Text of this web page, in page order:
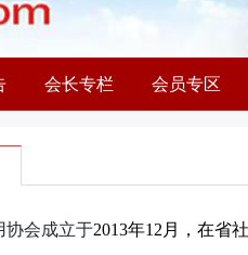
会长专栏 会员专区
协会成立于2013年12月， 在省